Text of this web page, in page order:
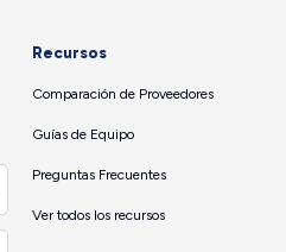
Recursos
Comparación de Proveedores
Guías de Equipo
Preguntas Frecuentes
Ver todos los recursos